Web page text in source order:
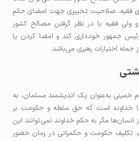
فقیه، صلاحیت تخییری جهت امضای حکم
ولی فقیه با در نظر گرفتن مصالح کشور
جمهور خودداری کند و امضا کردن یا
اختیارات رهبری می‌باشد.
خمینی به‌عنوان یک اندیشمند مسلمان، به
خداوند است که حق سلطه و حکومت بر
انسان‌ها مگر به حکم خداوند نمی‌توانند این
تکلیف حکومت و حکمرانی در زمان حضور